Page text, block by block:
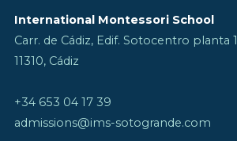
International Montessori School
Carr. de Cádiz, Edif. Sotocentro planta 1
11310, Cádiz
+34 653 04 17 39
admissions@ims-sotogrande.com